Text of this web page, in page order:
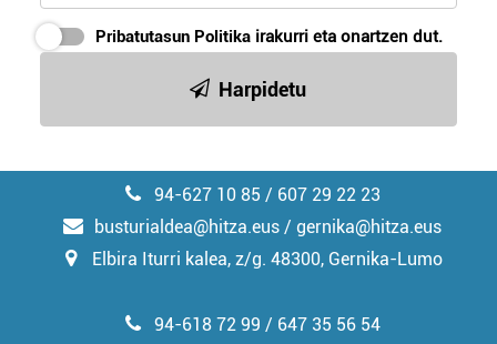
Pribatutasun Politika irakurri eta onartzen dut.
Harpidetu
94-627 10 85 / 607 29 22 23
busturialdea@hitza.eus / gernika@hitza.eus
Elbira Iturri kalea, z/g. 48300, Gernika-Lumo
94-618 72 99 / 647 35 56 54